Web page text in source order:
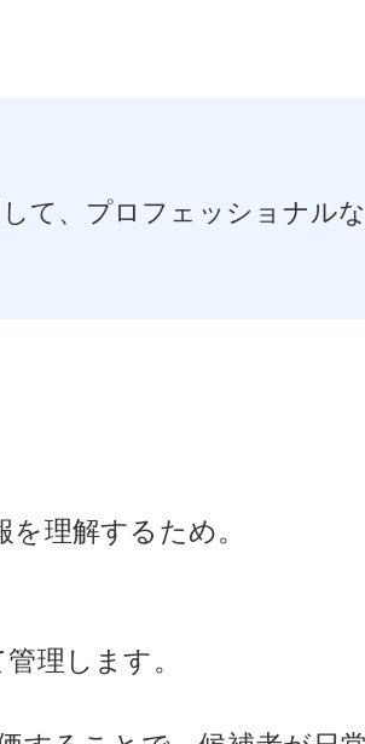
て、プロフェッショナル
理解するため。
理します。